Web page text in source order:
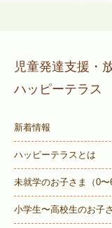
児童発達支援・
ハッピーテラス
新着情報
ハッピーテラスとは
未就学のお子さま （0〜
小学生〜高校生のお子